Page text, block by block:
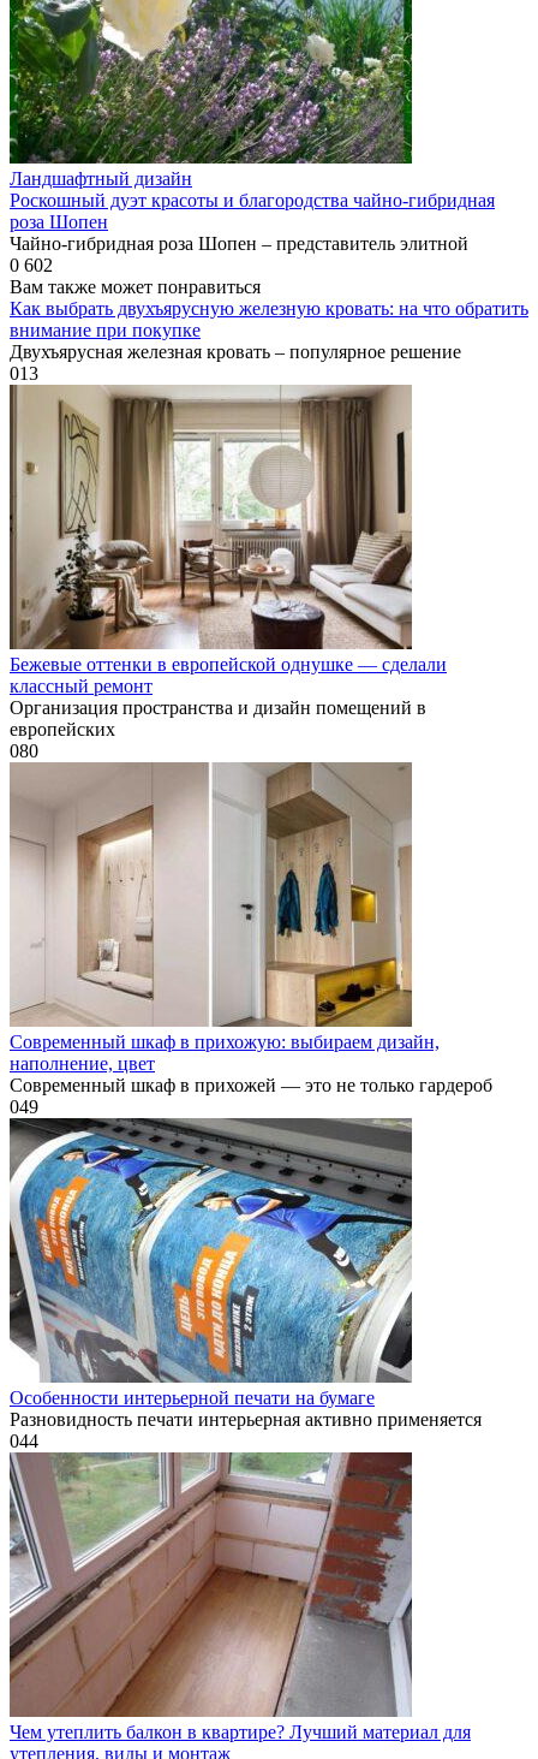
Ландшафтный дизайн
Роскошный дуэт красоты и благородства чайно-гибридная
роза Шопен
Чайно-гибридная роза Шопен – представитель элитной
0 602
Вам также может понравиться
Как выбрать двухъярусную железную кровать: на что обратить
внимание при покупке
Двухъярусная железная кровать – популярное решение
013
Бежевые оттенки в европейской однушке — сделали
классный ремонт
Организация пространства и дизайн помещений в
европейских
080
Современный шкаф в прихожую: выбираем дизайн,
наполнение, цвет
Современный шкаф в прихожей — это не только гардероб
049
Особенности интерьерной печати на бумаге
Разновидность печати интерьерная активно применяется
044
Чем утеплить балкон в квартире? Лучший материал для
утепления, виды и монтаж